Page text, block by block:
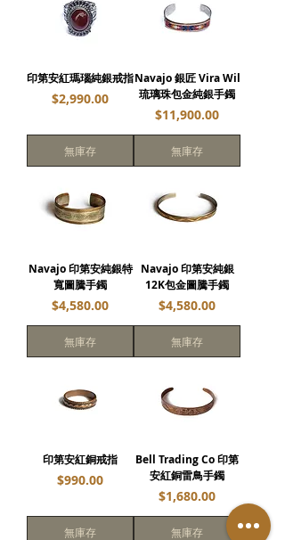
印第安紅瑪瑙純銀戒指
價格
$2,990.00
無庫存
Navajo 銀匠 Vira Wil
琉璃珠包金純銀手鐲
價格
$11,900.00
無庫存
Navajo 印第安純銀特
寬圖騰手鐲
價格
$4,580.00
無庫存
Navajo 印第安純銀
12K包金圖騰手鐲
價格
$4,580.00
無庫存
印第安紅銅戒指
價格
$990.00
無庫存
Bell Trading Co 印第
安紅銅雷鳥手鐲
價格
$1,680.00
無庫存